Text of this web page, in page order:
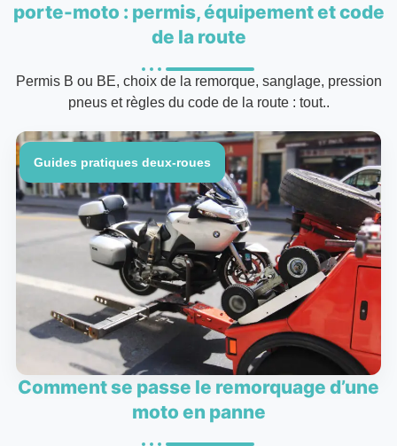
porte-moto : permis, équipement et code
de la route
Permis B ou BE, choix de la remorque, sanglage, pression
pneus et règles du code de la route : tout..
Guides pratiques deux-roues
Comment se passe le remorquage d’une
moto en panne